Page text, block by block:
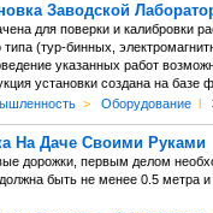
Заводской
для поверки и калибровки
типа (тур-бинных,
указанных работ
установки создана на базе
> Оборудование l
На Даче Своими Руками
дорожки, первым делом
быть не менее 0.5 метра